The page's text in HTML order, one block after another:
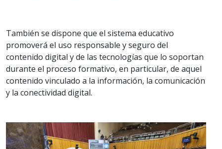
También se dispone que el sistema educativo
promoverá el uso responsable y seguro del
contenido digital y de las tecnologías que lo soportan
durante el proceso formativo, en particular, de aquel
contenido vinculado a la información, la comunicación
y la conectividad digital.